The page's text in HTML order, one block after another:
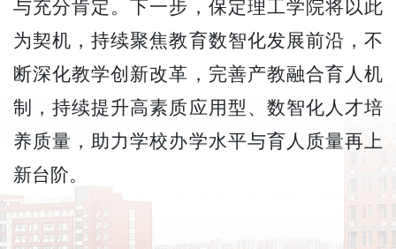
与充分肯定。下一步，保定理工学院将以此
为契机，持续聚焦教育数智化发展前沿，不
断深化教学创新改革，完善产教融合育人机
制，持续提升高素质应用型、数智化人才培
养质量，助力学校办学水平与育人质量再上
新台阶。